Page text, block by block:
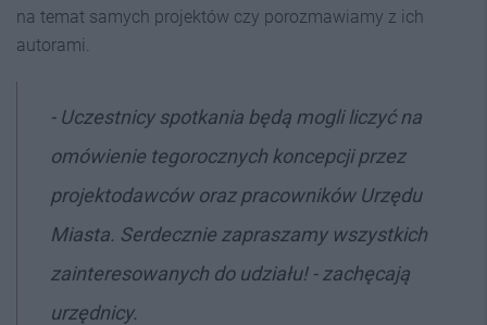
na temat samych projektów czy porozmawiamy z ich
autorami.
- Uczestnicy spotkania będą mogli liczyć na
omówienie tegorocznych koncepcji przez
projektodawców oraz pracowników Urzędu
Miasta. Serdecznie zapraszamy wszystkich
zainteresowanych do udziału! - zachęcają
urzędnicy.